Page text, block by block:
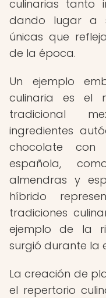
culinarias tanto
dando lugar a
únicas que
de la época.
Un ejemplo
culinaria es el
tradicional
ingredientes
chocolate
española,
almendras y
híbrido
tradiciones
ejemplo de la
surgió durante la
La creación de
el repertorio